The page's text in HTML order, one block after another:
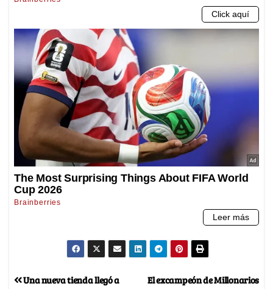
El excampeón de Millonarios
Una nueva tienda llegó a